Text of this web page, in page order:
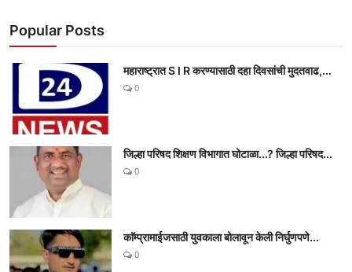
Popular Posts
महाराष्ट्रात S I R करण्यासाठी दहा दिवसांची मुदतवाढ,...
0
जिल्हा परिषद शिक्षण विभागात घोटाळा...? जिल्हा परिषद...
0
काॅम्प्रामाईजसाठी युवकाला बोलावून केली निर्घुणपणे...
0